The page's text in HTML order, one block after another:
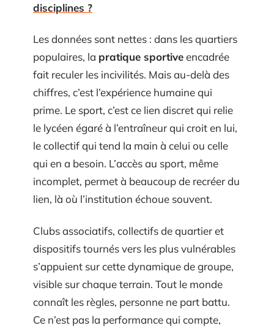
disciplines ?
Les données sont nettes : dans les quartiers
populaires, la pratique sportiveencadrée
fait reculer les incivilités. Mais au-delà des
chiffres, c’est l’expérience humaine qui
prime. Le sport, c’est ce lien discret qui relie
le lycéen égaré à l’entraîneur qui croit en lui,
le collectif qui tend la main à celui ou celle
qui en a besoin. L’accès au sport, même
incomplet, permet à beaucoup de recréer du
lien, là où l’institution échoue souvent.
Clubs associatifs, collectifs de quartier et
dispositifs tournés vers les plus vulnérables
s’appuient sur cette dynamique de groupe,
visible sur chaque terrain. Tout le monde
connaît les règles, personne ne part battu.
Ce n’est pas la performance qui compte,